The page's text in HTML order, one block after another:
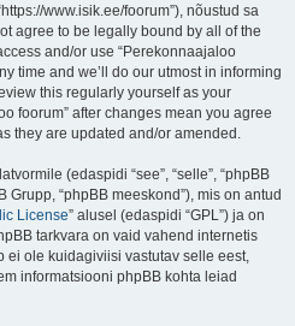
www.isik.ee/foorum”), nõustud sa
agree to be legally bound by all of the
and/or use “Perekonnaajaloo
time and we’ll do our utmost in informing
this regularly yourself as your
foorum” after changes mean you agree
they are updated and/or amended.
(edaspidi “see”, “selle”, “phpBB
Grupp, “phpBB meeskond”), mis on antud
License” alusel (edaspidi “GPL”) ja on
tarkvara on vaid vahend internetis
ei ole kuidagiviisi vastutav selle eest,
informatsiooni phpBB kohta leiad